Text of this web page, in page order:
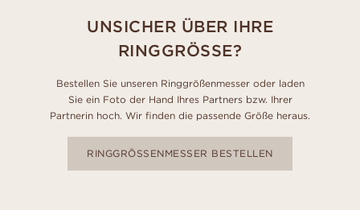
UNSICHER ÜBER IHRE
RINGGRÖSSE?
Bestellen Sie unseren Ringgrößenmesser oder laden
Sie ein Foto der Hand Ihres Partners bzw. Ihrer
Partnerin hoch. Wir finden die passende Größe heraus.
RINGGRÖSSENMESSER BESTELLEN